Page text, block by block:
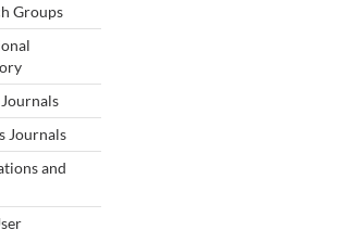
Groups
Journals
and